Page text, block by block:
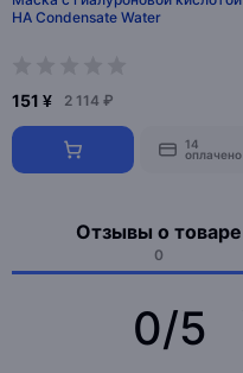
HA Condensate Water
151 ¥ 2 114 ₽
14
оплачено
Отзывы о товаре
0
0/5